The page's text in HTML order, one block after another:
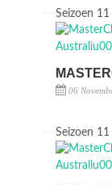
Seizoen 11
06
Seizoen 11